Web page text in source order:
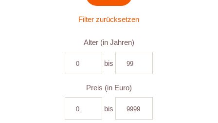
Filter zurücksetzen
Alter (in Jahren)
bis
Preis (in Euro)
bis